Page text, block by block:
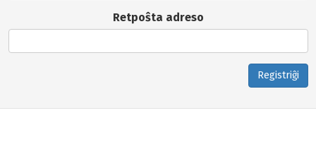
Retpoŝta adreso
Registriĝi